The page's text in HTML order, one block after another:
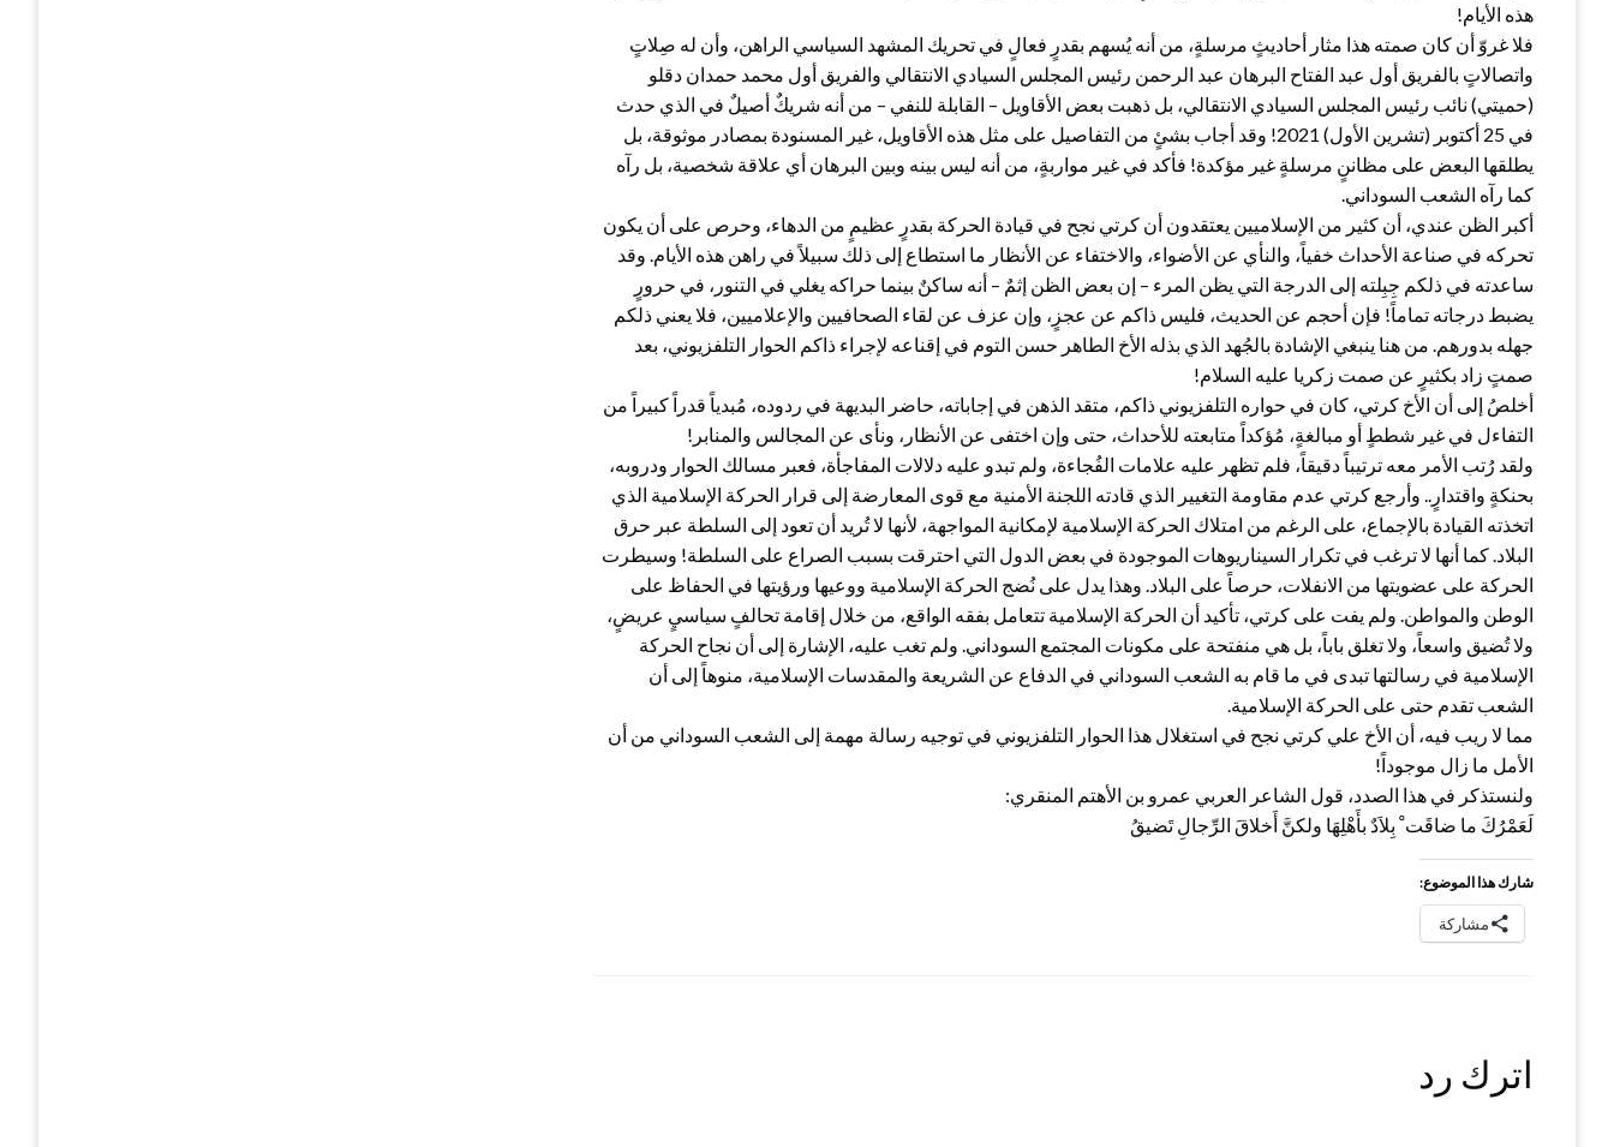
هذه الأيام!
فلا غروّ أن كان صمته هذا مثار أحاديثٍ مرسلةٍ، من أنه يُسهم بقدرٍ فعالٍ في تحريك المشهد السياسي الراهن، وأن له صِلاتٍ
واتصالاتٍ بالفريق أول عبد الفتاح البرهان عبد الرحمن رئيس المجلس السيادي الانتقالي والفريق أول محمد حمدان دقلو
(حميتي) نائب رئيس المجلس السيادي الانتقالي، بل ذهبت بعض الأقاويل – القابلة للنفي – من أنه شريكٌ أصيلٌ في الذي حدث
في 25 أكتوبر (تشرين الأول) 2021! وقد أجاب بشئٍ من التفاصيل على مثل هذه الأقاويل، غير المسنودة بمصادر موثوقة، بل
يطلقها البعض على مظاننٍ مرسلةٍ غير مؤكدة! فأكد في غير مواربةٍ، من أنه ليس بينه وبين البرهان أي علاقة شخصية، بل رآه
كما رآه الشعب السوداني.
أكبر الظن عندي، أن كثير من الإسلاميين يعتقدون أن كرتي نجح في قيادة الحركة بقدرٍ عظيمٍ من الدهاء، وحرص على أن يكون
تحركه في صناعة الأحداث خفياً، والنأي عن الأضواء، والاختفاء عن الأنظار ما استطاع إلى ذلك سبيلاً في راهن هذه الأيام. وقد
ساعدته في ذلكم جِبِلته إلى الدرجة التي يظن المرء – إن بعض الظن إثمٌ – أنه ساكنٌ بينما حراكه يغلي في التنور، في حرورٍ
يضبط درجاته تماماً! فإن أحجم عن الحديث، فليس ذاكم عن عجزٍ، وإن عزف عن لقاء الصحافيين والإعلاميين، فلا يعني ذلكم
جهله بدورهم. من هنا ينبغي الإشادة بالجُهد الذي بذله الأخ الطاهر حسن التوم في إقناعه لإجراء ذاكم الحوار التلفزيوني، بعد
صمتٍ زاد بكثيرٍ عن صمت زكريا عليه السلام!
أخلصُ إلى أن الأخ كرتي، كان في حواره التلفزيوني ذاكم، متقد الذهن في إجاباته، حاضر البديهة في ردوده، مُبدياً قدراً كبيراً من
التفاءل في غير شططٍ أو مبالغةٍ، مُؤكداً متابعته للأحداث، حتى وإن اختفى عن الأنظار، ونأى عن المجالس والمنابر!
ولقد رُتب الأمر معه ترتيباً دقيقاً، فلم تظهر عليه علامات الفُجاءة، ولم تبدو عليه دلالات المفاجأة، فعبر مسالك الحوار ودروبه،
بحنكةٍ واقتدارٍ.. وأرجع كرتي عدم مقاومة التغيير الذي قادته اللجنة الأمنية مع قوى المعارضة إلى قرار الحركة الإسلامية الذي
اتخذته القيادة بالإجماع، على الرغم من امتلاك الحركة الإسلامية لإمكانية المواجهة، لأنها لا تُريد أن تعود إلى السلطة عبر حرق
البلاد. كما أنها لا ترغب في تكرار السيناريوهات الموجودة في بعض الدول التي احترقت بسبب الصراع على السلطة! وسيطرت
الحركة على عضويتها من الانفلات، حرصاً على البلاد. وهذا يدل على نُضج الحركة الإسلامية ووعيها ورؤيتها في الحفاظ على
الوطن والمواطن. ولم يفت على كرتي، تأكيد أن الحركة الإسلامية تتعامل بفقه الواقع، من خلال إقامة تحالفٍ سياسيٍ عريضٍ،
ولا تُضيق واسعاً، ولا تغلق باباً، بل هي منفتحة على مكونات المجتمع السوداني. ولم تغب عليه، الإشارة إلى أن نجاح الحركة
الإسلامية في رسالتها تبدى في ما قام به الشعب السوداني في الدفاع عن الشريعة والمقدسات الإسلامية، منوهاً إلى أن
الشعب تقدم حتى على الحركة الإسلامية.
مما لا ريب فيه، أن الأخ علي كرتي نجح في استغلال هذا الحوار التلفزيوني في توجيه رسالة مهمة إلى الشعب السوداني من أن
الأمل ما زال موجوداً!
ولنستذكر في هذا الصدد، قول الشاعر العربي عمرو بن الأهتم المنقري:
لَعَمْرُكَ ما ضاقَت ْ بِلاَدٌ بأَهْلِهَا ولكنَّ أَخلاقَ الرِّجالِ تَضيقُ
شارك هذا الموضوع:
مشاركة
اترك رد